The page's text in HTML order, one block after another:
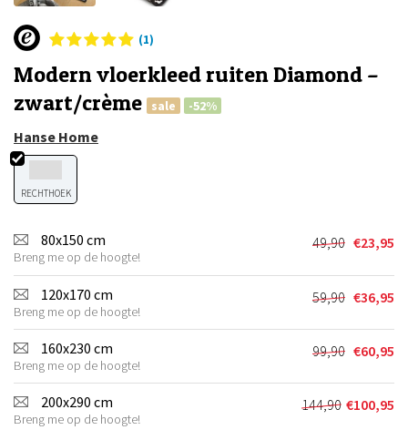
(1)
Modern vloerkleed ruiten Diamond –
zwart/crème
sale -52%
Hanse Home
RECHTHOEK
80x150 cm
Breng me op de hoogte!
49,90
prijs
was:
€49,90.
€23,95
Huidige
prijs
is:
€23,95.
120x170 cm
Breng me op de hoogte!
59,90
prijs
was:
€59,90.
€36,95
Huidige
prijs
is:
€36,95.
160x230 cm
Breng me op de hoogte!
99,90
prijs
was:
€99,90.
€60,95
Huidige
prijs
is:
€60,95.
200x290 cm
Breng me op de hoogte!
144,90 €100,95
Huidige